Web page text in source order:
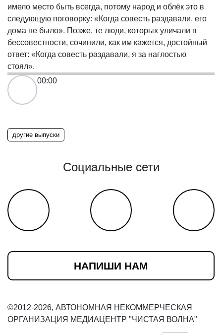
имело место быть всегда, потому народ и облёк это в
следующую поговорку: «Когда совесть раздавали, его
дома не было». Позже, те люди, которых уличали в
бессовестности, сочинили, как им кажется, достойный
ответ: «Когда совесть раздавали, я за наглостью
стоял».
00:00
другие выпуски
Социальные сети
НАПИШИ НАМ
©2012-2026, АВТОНОМНАЯ НЕКОММЕРЧЕСКАЯ
ОРГАНИЗАЦИЯ МЕДИАЦЕНТР "ЧИСТАЯ ВОЛНА"